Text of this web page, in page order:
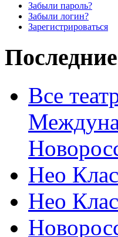
Забыли пароль?
Забыли логин?
Зарегистрироваться
Все
Нео
Нео